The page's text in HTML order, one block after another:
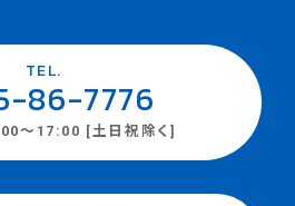
TEL.
86-7776
～17:00 [土日祝除く]